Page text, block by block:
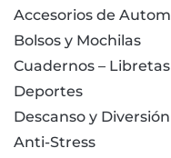
Accesorios de
Bolsos y Mochilas
Cuadernos –
Deportes
Descanso y Diversión
Anti-Stress